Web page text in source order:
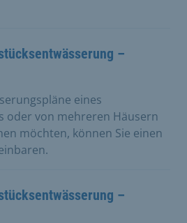
–
eines
oder von mehreren Häusern
möchten, können Sie einen
–